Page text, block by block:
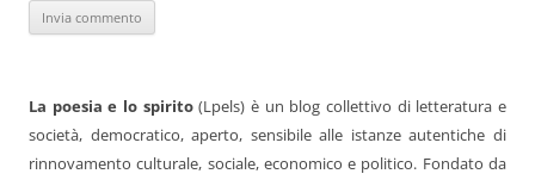
La poesia e lo spirito(Lpels) è un blog collettivo di letteratura e
società, democratico, aperto, sensibile alle istanze autentiche di
rinnovamento culturale, sociale, economico e politico. Fondato da